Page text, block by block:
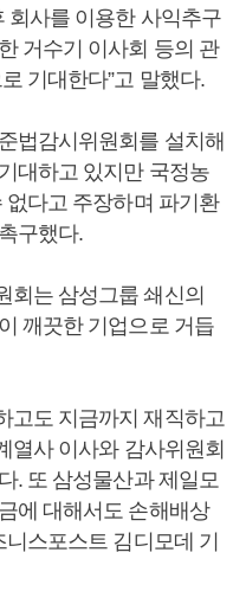
회사를 이용한 사익추구
거수기 이사회 등의 관
기대한다”고 말했다.
법감시위원회를 설치해
대하고 있지만 국정농
없다고 주장하며 파기환
구했다.
회는 삼성그룹 쇄신의
깨끗한 기업으로 거듭
고도 지금까지 재직하고
열사 이사와 감사위원회
. 또 삼성물산과 제일모
에 대해서도 손해배상
스포스트 김디모데 기